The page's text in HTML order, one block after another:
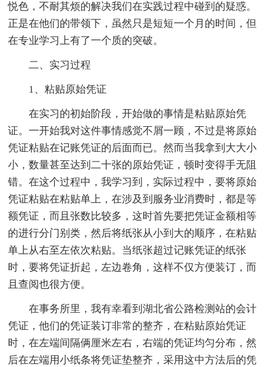
悦色，不耐其烦的解决我们在实践过程中碰到的疑惑。
正是在他们的带领下，虽然只是短短一个月的时间，但
在专业学习上有了一个质的突破。
二、实习过程
1、粘贴原始凭证
在实习的初始阶段，开始做的事情是粘贴原始凭
证。一开始我对这件事情感觉不屑一顾，不过是将原始
凭证粘贴在记账凭证的后面而已。然而当我拿到大大小
小，数量甚至达到二十张的原始凭证，顿时变得手无阻
错。在这个过程中，我学习到，实际过程中，要将原始
凭证粘贴在粘贴单上，在涉及到服务业消费时，都是等
额凭证，而且张数比较多，这时首先要把凭证金额相等
的进行分门别类，然后将纸张从小到大的顺序，在粘贴
单上从右至左依次粘贴。当纸张超过记账凭证的纸张
时，要将凭证折起，左边卷角，这样不仅方便装订，而
且查阅也很方便。
在事务所里，我有幸看到湖北省公路检测站的会计
凭证，他们的凭证装订非常的整齐，在粘贴原始凭证
时，在左端间隔俩厘米左右，右端的凭证均匀分布，然
后在左端用小纸条将凭证垫整齐，采用这中方法后的凭